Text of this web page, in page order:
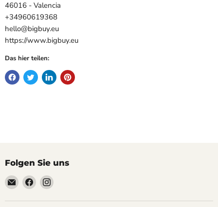
46016 - Valencia
+34960619368
hello@bigbuy.eu
https://www.bigbuy.eu
Das hier teilen:
Folgen Sie uns
Email
Soyoucheck
Großvertrieb
Finden
Sie
uns
Finden
uns